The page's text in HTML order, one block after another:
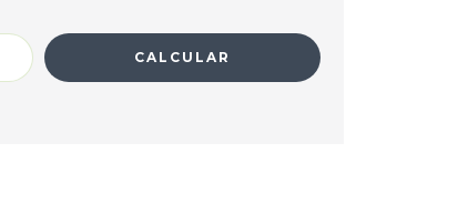
CALCULAR